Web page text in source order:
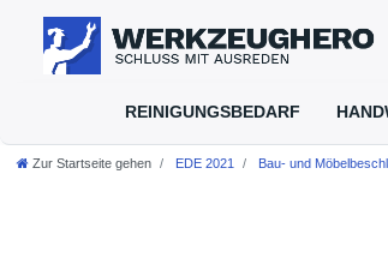
REINIGUNGSBEDARF
Zur Startseite gehen EDE 2021 Bau- und